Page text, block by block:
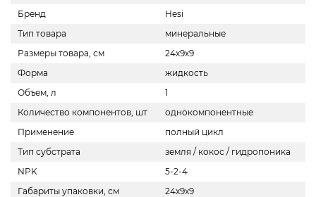
Бренд
Hesi
Тип товара
минеральные
Размеры товара, см
24х9х9
Форма
жидкость
Объем, л
1
Количество компонентов, шт
однокомпонентные
Применение
полный цикл
Тип субстрата
земля / кокос / гидропоника
NPK
5-2-4
Габариты упаковки, см
24x9x9